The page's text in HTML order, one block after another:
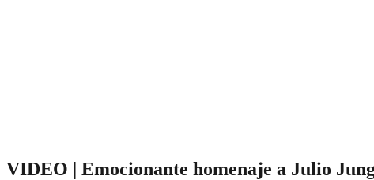
VIDEO | Emocionante homenaje a Julio